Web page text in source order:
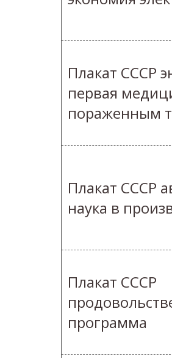
Плакат СССР
первая
пораженным
Плакат СССР
наука в
Плакат СССР
программа